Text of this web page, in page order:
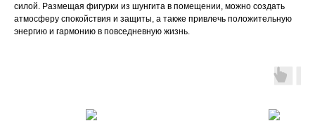
силой. Размещая фигурки из шунгита в помещении, можно создать
атмосферу спокойствия и защиты, а также привлечь положительную
энергию и гармонию в повседневную жизнь.